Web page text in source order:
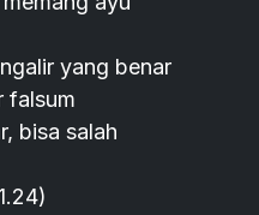
yang benar
falsum
bisa salah